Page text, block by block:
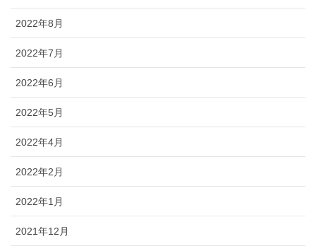
2022年8月
2022年7月
2022年6月
2022年5月
2022年4月
2022年2月
2022年1月
2021年12月